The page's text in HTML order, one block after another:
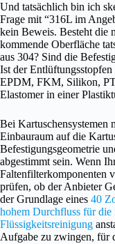
Und tatsächlich bin ich
Frage mit “316L im
kein Beweis. Besteht die
kommende Oberfläche
aus 304? Sind die
Ist der
EPDM, FKM, Silikon,
Elastomer in einer
Bei Kartuschensystemen
Einbauraum auf die
Befestigungsgeometrie
abgestimmt sein. Wenn
Faltenfilterkomponenten
prüfen, ob der Anbieter
der Grundlage eines 40
hohem Durchfluss für die
Flüssigkeitsreinigung
Aufgabe zu zwingen, für